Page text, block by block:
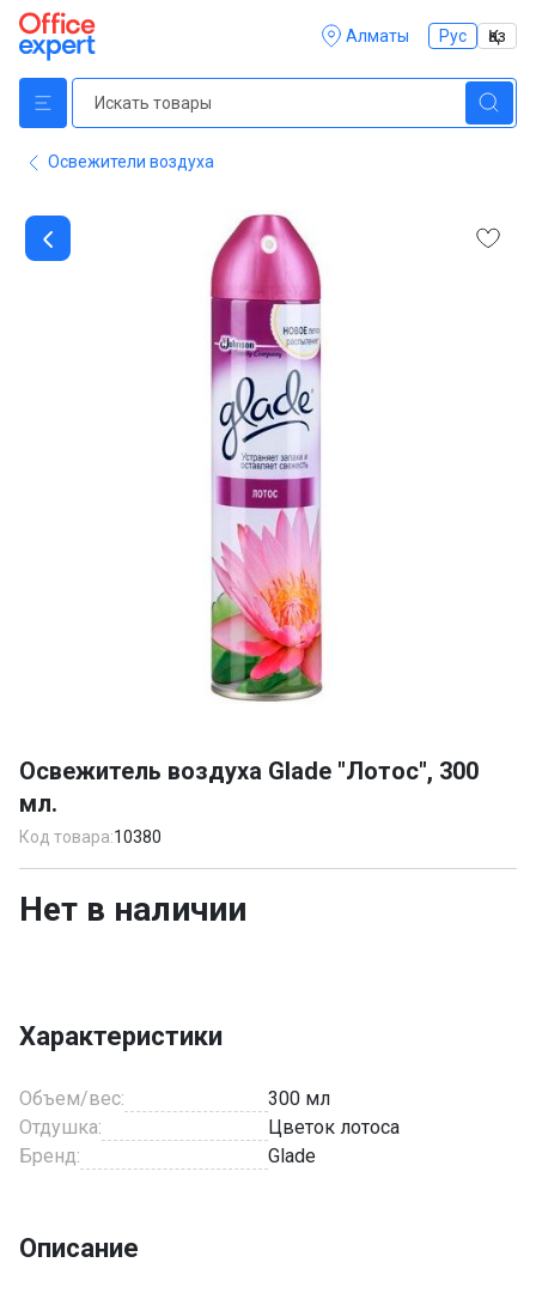
Алматы Рус Қаз
Освежители воздуха
of
1
Освежитель воздуха Glade "Лотос", 300
мл.
Код товара:10380
Нет в наличии
Характеристики
Объем/вес:
300 мл
Отдушка:
Цветок лотоса
Бренд:
Glade
Описание